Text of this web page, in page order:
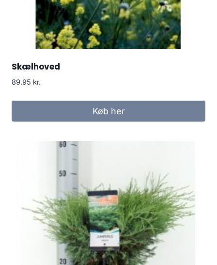
Skælhoved
89.95 kr.
Køb her